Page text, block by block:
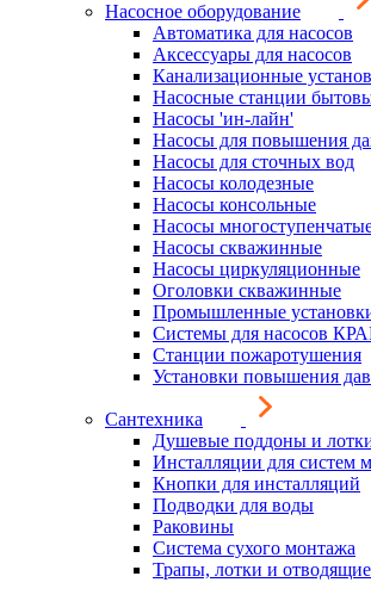
Насосное оборудование
Автоматика для насосов
Аксессуары для насосов
Канализационные
Насосные станции
Насосы 'ин-лайн'
Насосы для повышения
Насосы для сточных вод
Насосы колодезные
Насосы консольные
Насосы
Насосы скважинные
Насосы циркуляционные
Оголовки скважинные
Промышленные
Системы для насосов
Станции пожаротушения
Установки повышения
Сантехника
Душевые поддоны и
Инсталляции для систем
Кнопки для инсталляций
Подводки для воды
Раковины
Система сухого монтажа
Трапы, лотки и